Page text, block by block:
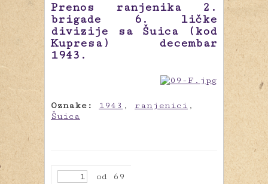
Prenos ranjenika 2.
brigade 6. ličke
divizije sa Šuica (kod
Kupresa) decembar
1943.
Oznake: 1943 , ranjenici ,
Šuica
od 69